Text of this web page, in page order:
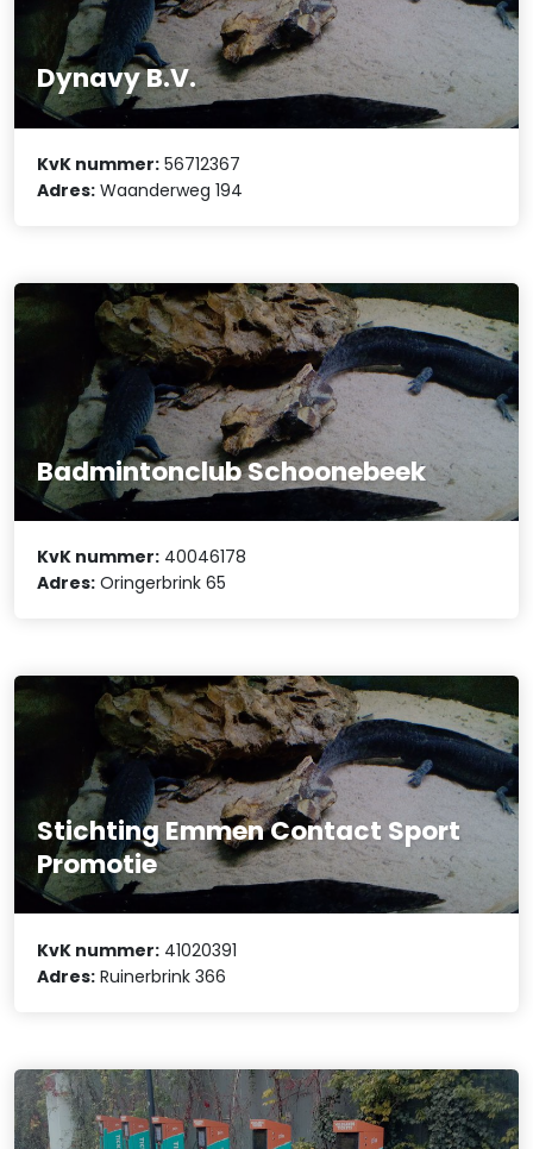
Dynavy B.V.
KvK nummer: 56712367
Adres: Waanderweg 194
Badmintonclub Schoonebeek
KvK nummer: 40046178
Adres: Oringerbrink 65
Stichting Emmen Contact Sport
Promotie
KvK nummer: 41020391
Adres: Ruinerbrink 366